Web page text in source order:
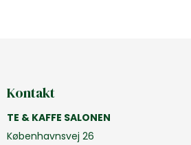
Kontakt
TE & KAFFE SALONEN
Københavnsvej 26